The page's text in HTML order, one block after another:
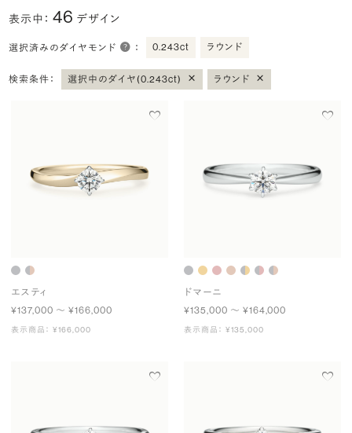
表示中：46 デザイン
選択済みのダイヤモンド ： 0.243ct ラウンド
検索条件： 選択中のダイヤ(0.243ct) × ラウンド ×
エスティ
¥137,000 〜 ¥166,000
表示商品： ¥166,000
ドマーニ
¥135,000 〜 ¥164,000
表示商品： ¥135,000